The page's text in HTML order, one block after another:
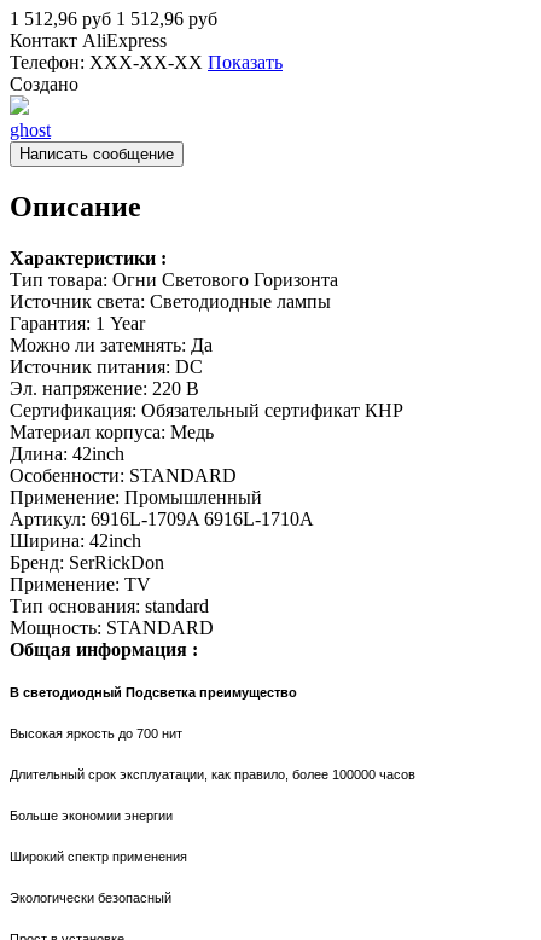
1 512,96 руб 1 512,96 руб
Контакт AliExpress
Телефон: XXX-XX-XX Показать
Создано
ghost
Написать сообщение
Описание
Характеристики :
Тип товара: Огни Светового Горизонта
Источник света: Светодиодные лампы
Гарантия: 1 Year
Можно ли затемнять: Да
Источник питания: DC
Эл. напряжение: 220 В
Сертификация: Обязательный сертификат КНР
Материал корпуса: Медь
Длина: 42inch
Особенности: STANDARD
Применение: Промышленный
Артикул: 6916L-1709A 6916L-1710A
Ширина: 42inch
Бренд: SerRickDon
Применение: TV
Тип основания: standard
Мощность: STANDARD
Общая информация :
В светодиодный Подсветка преимущество
Высокая яркость до 700 нит
Длительный срок эксплуатации, как правило, более 100000 часов
Больше экономии энергии
Широкий спектр применения
Экологически безопасный